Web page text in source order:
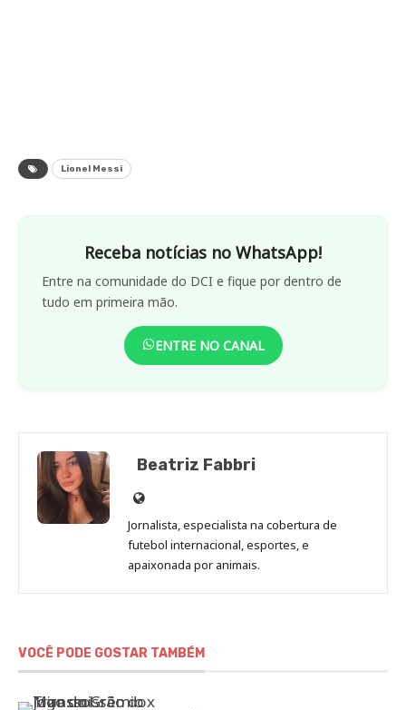
Lionel Messi
Receba notícias no WhatsApp!
Entre na comunidade do DCI e fique por dentro de
tudo em primeira mão.
ENTRE NO CANAL
Beatriz Fabbri
Site
de
Beatriz
Fabbri
Jornalista, especialista na cobertura de
futebol internacional, esportes, e
apaixonada por animais.
VOCÊ PODE GOSTAR TAMBÉM